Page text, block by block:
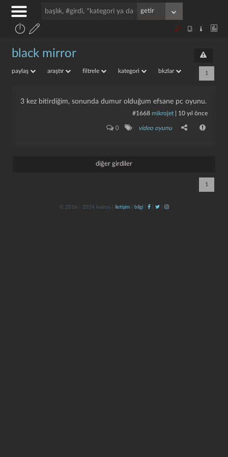
black mirror
paylaş araştır filtrele kategori bkzlar 1
3 kez bitirdiğim, sonunda dumur olduğum efsane pc oyunu.
#1668 mikrojet 10 yıl önce
0 video oyunu
diğer girdiler
1
© 2016 - 2024 kulzos | iletişim| bilgi| | |